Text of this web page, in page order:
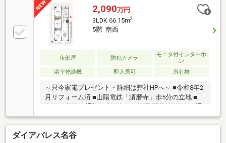
2,090万円
3LDK 66.15m2
5階 南西
角部屋 防犯カメラ
モニタ付インターホ
ン
浴室乾燥機
即入居可 所有権
～只今家電プレゼント・詳細は弊社HPへ～ ■令和8年2
月リフォーム済 ■山陽電鉄「須磨寺」歩5分の立地 ■複
風良好
ダイアパレス名谷